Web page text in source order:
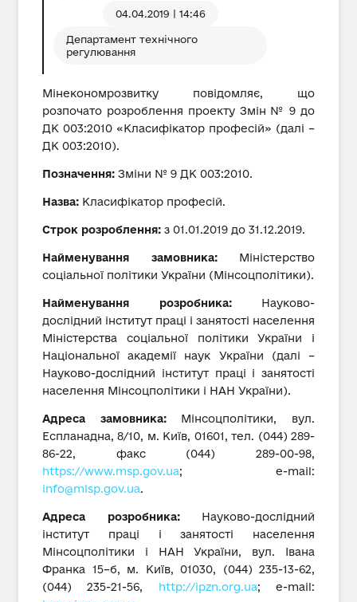
04.04.2019 | 14:46
Департамент технічного
регулювання
Мінекономрозвитку повідомляє, що
розпочато розроблення проекту Змін № 9 до
ДК 003:2010 «Класифікатор професій» (далі –
ДК 003:2010).
Позначення: Зміни № 9 ДК 003:2010.
Назва: Класифікатор професій.
Строк розроблення: з 01.01.2019 до 31.12.2019.
Найменування замовника:Міністерство
соціальної політики України (Мінсоцполітики).
Найменування розробника: Науково-
дослідний інститут праці і занятості населення
Міністерства соціальної політики України і
Національної академії наук України (далі –
Науково-дослідний інститут праці і занятості
населення Мінсоцполітики і НАН України).
Адреса замовника:Мінсоцполітики, вул.
Еспланадна, 8/10, м. Київ, 01601, тел. (044) 289-
86-22, факс (044) 289-00-98,
https://www.msp.gov.ua; е-mail:
info@mlsp.gov.ua.
Адреса розробника: Науково-дослідний
інститут праці і занятості населення
Мінсоцполітики і НАН України, вул. Івана
Франка 15–б, м. Київ, 01030, (044) 235-13-62,
(044) 235-21-56, http://ipzn.org.ua; е-mail: